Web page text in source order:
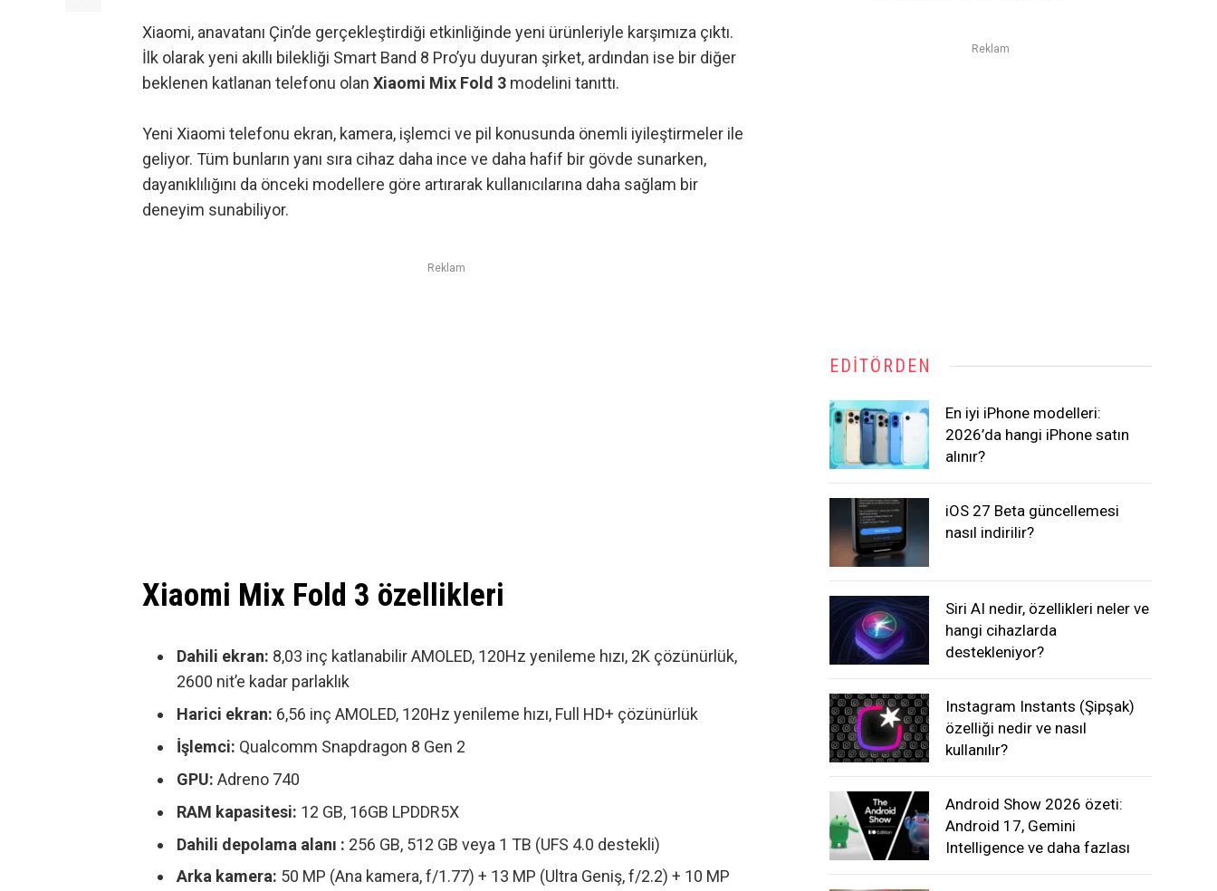
Xiaomi, anavatanı Çin’de gerçekleştirdiği etkinliğinde yeni ürünleriyle karşımıza çıktı.
İlk olarak yeni akıllı bilekliği Smart Band 8 Pro’yu duyuran şirket, ardından ise bir diğer
beklenen katlanan telefonu olan Xiaomi Mix Fold 3 modelini tanıttı.
Yeni Xiaomi telefonu ekran, kamera, işlemci ve pil konusunda önemli iyileştirmeler ile
geliyor. Tüm bunların yanı sıra cihaz daha ince ve daha hafif bir gövde sunarken,
dayanıklılığını da önceki modellere göre artırarak kullanıcılarına daha sağlam bir
deneyim sunabiliyor.
Reklam
Xiaomi Mix Fold 3 özellikleri
Dahili ekran: 8,03 inç katlanabilir AMOLED, 120Hz yenileme hızı, 2K çözünürlük,
2600 nit’e kadar parlaklık
Harici ekran: 6,56 inç AMOLED, 120Hz yenileme hızı, Full HD+ çözünürlük
İşlemci: Qualcomm Snapdragon 8 Gen 2
GPU: Adreno 740
RAM kapasitesi: 12 GB, 16GB LPDDR5X
Dahili depolama alanı : 256 GB, 512 GB veya 1 TB (UFS 4.0 destekli)
Arka kamera: 50 MP (Ana kamera, f/1.77) + 13 MP (Ultra Geniş, f/2.2) + 10 MP
Reklam
EDITÖRDEN
En iyi iPhone modelleri:
2026’da hangi iPhone satın
alınır?
iOS 27 Beta güncellemesi
nasıl indirilir?
Siri AI nedir, özellikleri neler ve
hangi cihazlarda
destekleniyor?
Instagram Instants (Şipşak)
özelliği nedir ve nasıl
kullanılır?
Android Show 2026 özeti:
Android 17, Gemini
Intelligence ve daha fazlası